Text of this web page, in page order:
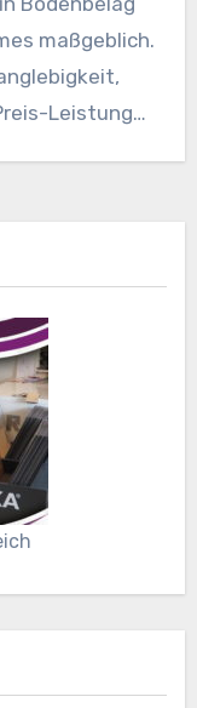
maßgeblich.
Leistungs-